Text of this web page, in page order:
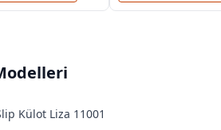
Külot Liza 11001